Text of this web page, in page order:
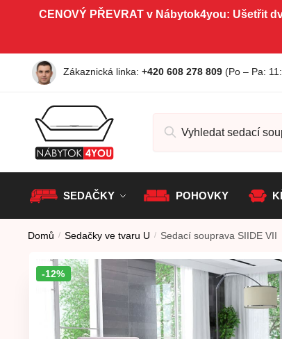
Skip to navigation
Skip to contentCENOVÝ PŘEVRAT v Nábytok4you: Ušetřit
Zákaznická linka: +420 608 278 809 (Po – Pa:
SEDAČKY POHOVKY
Domů / Sedačky ve tvaru U / Sedací souprava SIIDE VII
-12%